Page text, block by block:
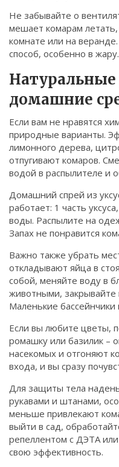
Не забывайте о
мешает комарам
комнате или на
способ, особенно в жару.
домашние
Если вам не нравятся
природные варианты.
лимонного дерева,
отпугивают комаров.
водой в распылителе и
Домашний спрей из
работает: 1 часть
воды. Распылите на
Запах не понравится
Важно также убрать
откладывают яйца в
собой, меняйте воду в
животными,
Маленькие бассейнчики
Если вы любите цветы,
ромашку или базилик –
насекомых и отгоняют
входа, и вы сразу
Для защиты тела
рукавами и штанами,
меньше привлекают
выйти в сад,
репеллентом с ДЭТА
свою эффективность.